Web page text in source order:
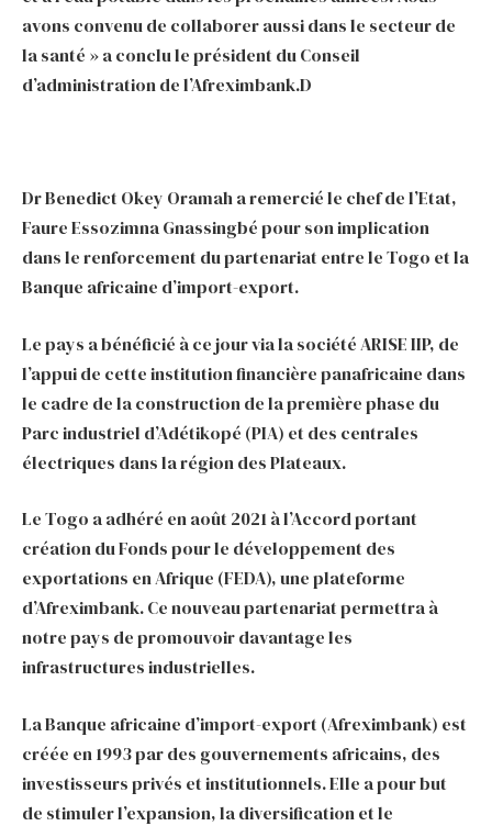
avons convenu de collaborer aussi dans le secteur de
la santé » a conclu le président du Conseil
d’administration de l’Afreximbank.D
Dr Benedict Okey Oramah a remercié le chef de l’Etat,
Faure Essozimna Gnassingbé pour son implication
dans le renforcement du partenariat entre le Togo et la
Banque africaine d’import-export.
Le pays a bénéficié à ce jour via la société ARISE IIP, de
l’appui de cette institution financière panafricaine dans
le cadre de la construction de la première phase du
Parc industriel d’Adétikopé (PIA) et des centrales
électriques dans la région des Plateaux.
Le Togo a adhéré en août 2021 à l’Accord portant
création du Fonds pour le développement des
exportations en Afrique (FEDA), une plateforme
d’Afreximbank. Ce nouveau partenariat permettra à
notre pays de promouvoir davantage les
infrastructures industrielles.
La Banque africaine d’import-export (Afreximbank) est
créée en 1993 par des gouvernements africains, des
investisseurs privés et institutionnels. Elle a pour but
de stimuler l’expansion, la diversification et le